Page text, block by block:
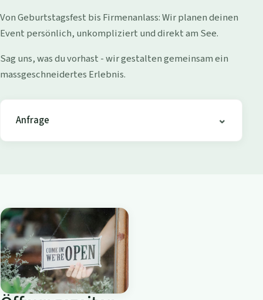
i
s
h
o
e
n
r
o
a
m
Z
Von Geburtstagsfest bis Firmenanlass: Wir planen deinen
Event persönlich, unkompliziert und direkt am See.
Sag uns, was du vorhast - wir gestalten gemeinsam ein
massgeschneidertes Erlebnis.
Anfrage